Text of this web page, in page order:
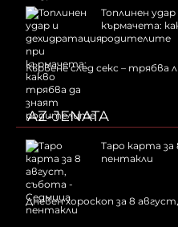
Топлинен
кърмачета:
родителите
Кървене след секс – трябва
AZ-JENATA
Таро карта
пентакли
Дневен хороскоп за 8